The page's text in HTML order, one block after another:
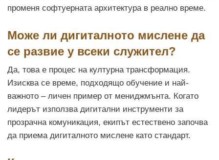
променя софтуерната архитектура в реално време.
Може ли дигиталното мислене да
се развие у всеки служител?
Да, това е процес на културна трансформация.
Изисква се време, подходящо обучение и най-
важното – личен пример от мениджмънта. Когато
лидерът използва дигитални инструменти за
прозрачна комуникация, екипът естествено започва
да приема дигиталното мислене като стандарт.